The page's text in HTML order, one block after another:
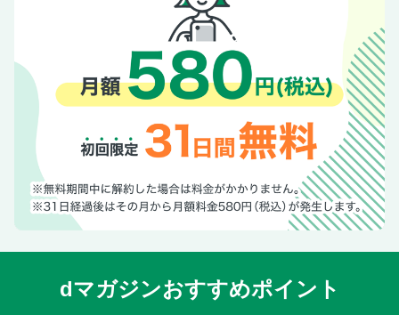
知っておきたい介護施設事情 賃貸住まいだからといって焦
ると後悔することに
住まいのＱ＆Ａ
＜Part 3＞今からできる「在宅死」を叶えるための準備
自宅で最期を迎えられる選択肢を知り 死に向き合うことが
在宅死の第一歩
【自分の気持ちを整理する１】まずは「死」や「寿命」と向
き合うことから始めてみよう
【自分の気持ちを整理する２】ACP（人生会議）は自分が望
【在宅医療の情報を集める１】「自宅で最期まで」を叶える
ために連携しながら支える 医療・介護の専門家
dマガジンおすすめポイント